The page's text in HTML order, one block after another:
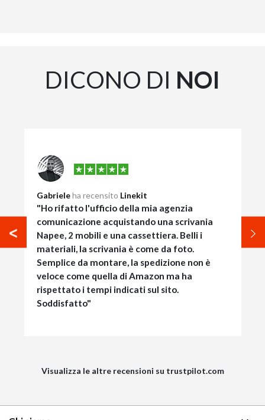
DICONO DI NOI
Gabrieleha recensito Linekit
"Ho rifatto l'ufficio della mia agenzia
comunicazione acquistando una scrivania
Napee, 2 mobili e una cassettiera. Belli i
materiali, la scrivania è come da foto.
Semplice da montare, la spedizione non è
veloce come quella di Amazon ma ha
rispettato i tempi indicati sul sito.
Soddisfatto"
Visualizza le altre recensioni su trustpilot.com